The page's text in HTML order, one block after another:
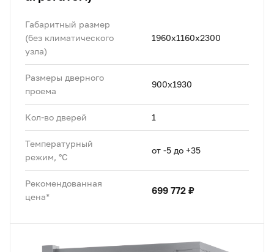
Габаритный размер
(без климатического
узла)
1960x1160х2300
Размеры дверного
проема
900x1930
Кол-во дверей 1
Температурный
режим, °C
от -5 до +35
Рекомендованная
цена*
699 772 ₽